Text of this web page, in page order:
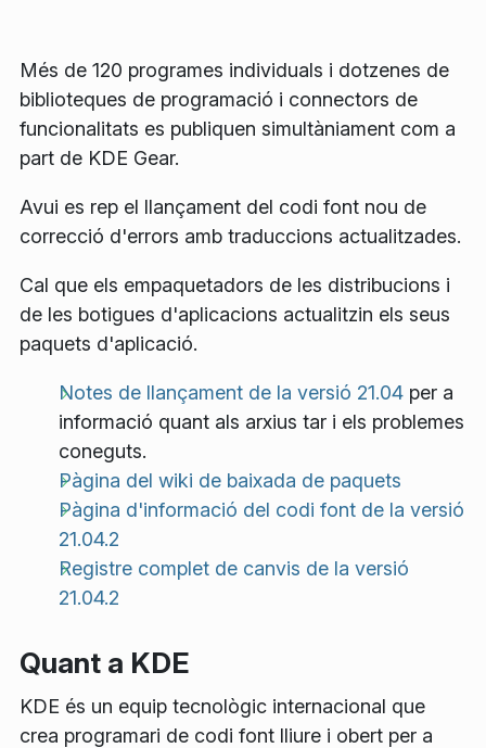
Més de 120 programes individuals i dotzenes de
biblioteques de programació i connectors de
funcionalitats es publiquen simultàniament com a
part de KDE Gear.
Avui es rep el llançament del codi font nou de
correcció d'errors amb traduccions actualitzades.
Cal que els empaquetadors de les distribucions i
de les botigues d'aplicacions actualitzin els seus
paquets d'aplicació.
Notes de llançament de la versió 21.04 per a
informació quant als arxius tar i els problemes
coneguts.
Pàgina del wiki de baixada de paquets
Pàgina d'informació del codi font de la versió
21.04.2
Registre complet de canvis de la versió
21.04.2
Quant a KDE
KDE és un equip tecnològic internacional que
crea programari de codi font lliure i obert per a